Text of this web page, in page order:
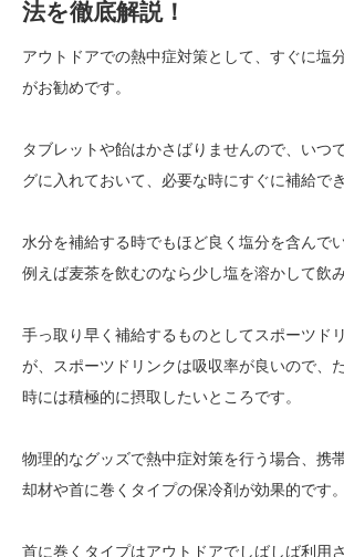
法を徹底解説！
アウトドアでの熱中症対策として、すぐに塩
がお勧めです。
タブレットや飴はかさばりませんので、いつ
グに入れておいて、必要な時にすぐに補給でき
水分を補給する時でもほど良く塩分を含んで
例えば麦茶を飲むのなら少し塩を溶かして飲み
手っ取り早く補給するものとしてスポーツド
が、スポーツドリンクは吸収率が良いので、
時には積極的に摂取したいところです。
物理的なグッズで熱中症対策を行う場合、携
却材や首に巻くタイプの保冷剤が効果的です。
首に巻くタイプはアウトドアでしばしば利用